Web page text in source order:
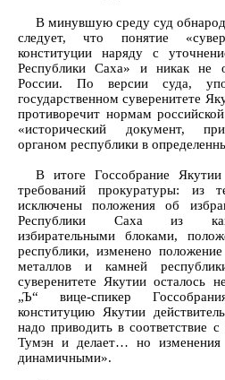
В минувшую среду суд
следует, что понятие
конституции наряду с
Республики Саха» и никак не
России. По версии суда,
государственном суверенитете
противоречит нормам
«исторический документ,
органом республики в
В итоге Госсобрание
требований прокуратуры: из
исключены положения об
Республики Саха из
избирательными блоками,
республики, изменено
металлов и камней
суверенитете Якутии осталось
„Ъ“ вице-спикер
конституцию Якутии
надо приводить в соответствие
Тумэн и делает… но
динамичными».